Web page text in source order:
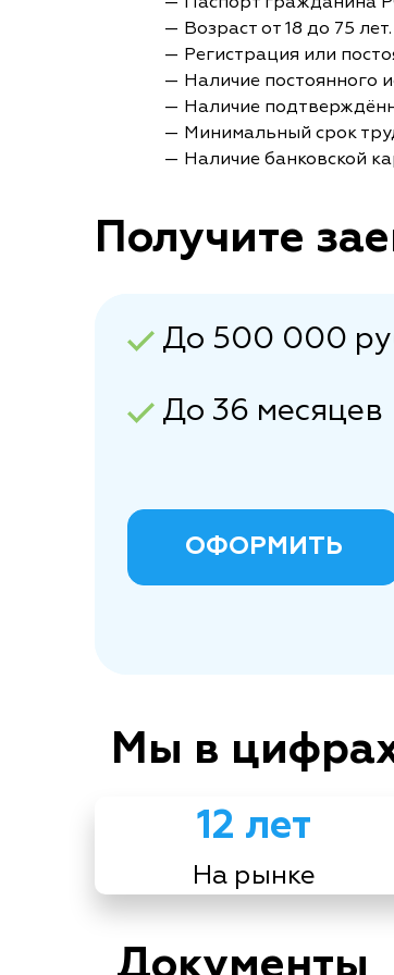
— Возраст от 18 до 75 лет.
— Регистрация или
— Наличие постоянного
— Наличие
— Минимальный срок
— Наличие банковской
Получите
До 500 000
До 36 месяцев
ОФОРМИТЬ
Мы в
12 лет
На рынке